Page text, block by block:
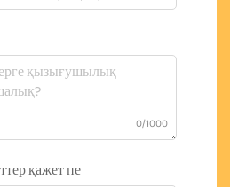
0/1000
қажет пе